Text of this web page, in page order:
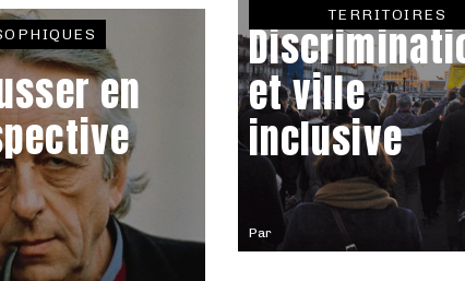
Par
TERRITOIRES
et ville
inclusive
en